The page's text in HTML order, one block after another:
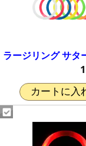
ラージリング サタ
カートに入